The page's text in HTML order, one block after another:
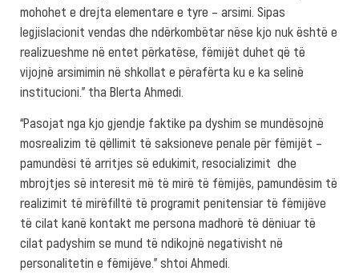
mohohet e drejta elementare e tyre – arsimi. Sipas
legjislacionit vendas dhe ndërkombëtar nëse kjo nuk është e
realizueshme në entet përkatëse, fëmijët duhet që të
vijojnë arsimimin në shkollat e përafërta ku e ka selinë
institucioni.” tha Blerta Ahmedi.
“Pasojat nga kjo gjendje faktike pa dyshim se mundësojnë
mosrealizim të qëllimit të saksioneve penale për fëmijët –
pamundësi të arritjes së edukimit, resocializimit dhe
mbrojtjes së interesit më të mirë të fëmijës, pamundësim të
realizimit të mirëfilltë të programit penitensiar të fëmijëve
të cilat kanë kontakt me persona madhorë të dëniuar të
cilat padyshim se mund të ndikojnë negativisht në
personalitetin e fëmijëve.” shtoi Ahmedi.